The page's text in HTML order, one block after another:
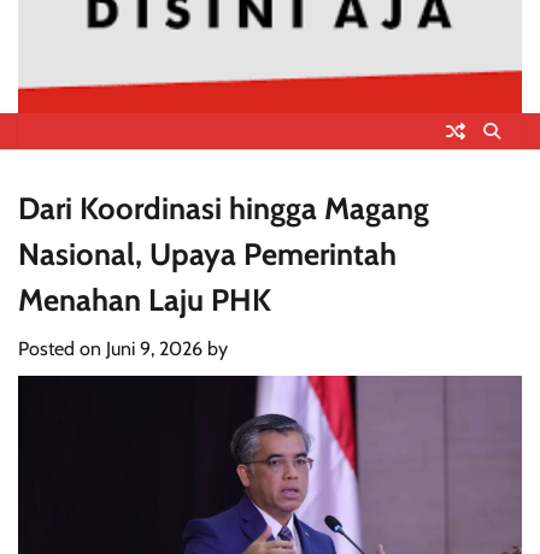
Dari Koordinasi hingga Magang
Nasional, Upaya Pemerintah
Menahan Laju PHK
Posted on Juni 9, 2026 by